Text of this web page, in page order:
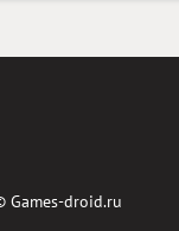
Games-droid.ru